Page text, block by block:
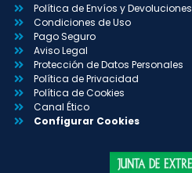
Política de Envíos y Devoluciones
Condiciones de Uso
Pago Seguro
Aviso Legal
Protección de Datos Personales
Política de Privacidad
Política de Cookies
Canal Ético
Configurar Cookies